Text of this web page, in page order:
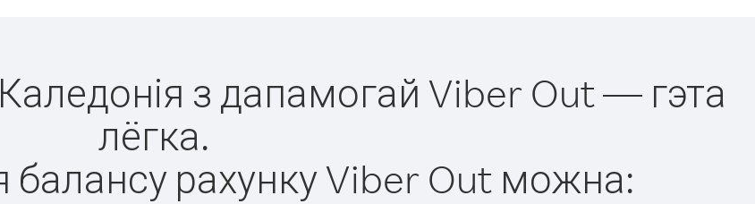
з дапамогай Viber Out — гэта
лёгка.
балансу рахунку Viber Out можна: